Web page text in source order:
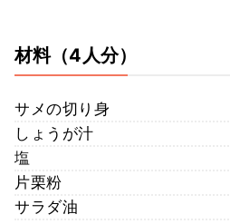
材料（4人分）
サメの切り身
しょうが汁
塩
片栗粉
サラダ油